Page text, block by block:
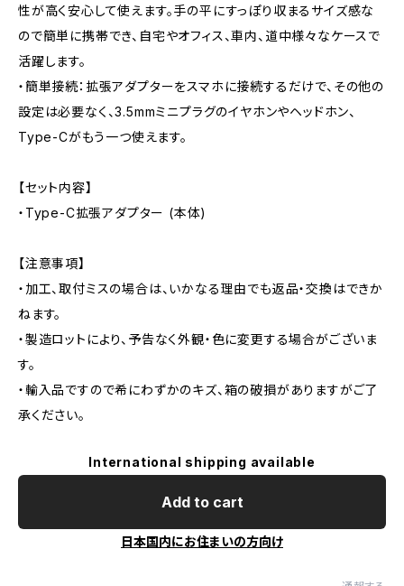
性が高く安心して使えます。手の平にすっぽり収まるサイズ感な
ので簡単に携帯でき、自宅やオフィス、車内、道中様々なケースで
活躍します。
・簡単接続：拡張アダプターをスマホに接続するだけで、その他の
設定は必要なく、3.5mmミニプラグのイヤホンやヘッドホン、
Type-Cがもう一つ使えます。
【セット内容】
・Type-C拡張アダプター (本体)
【注意事項】
・加工、取付ミスの場合は、いかなる理由でも返品・交換はできか
ねます。
・製造ロットにより、予告なく外観・色に変更する場合がございま
す。
・輸入品ですので希にわずかのキズ、箱の破損がありますがご了
承ください。
International shipping available
Add to cart
日本国内にお住まいの方向け